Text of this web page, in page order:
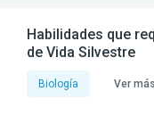
Habilidades que
de Vida Silvestre
Biología Ver